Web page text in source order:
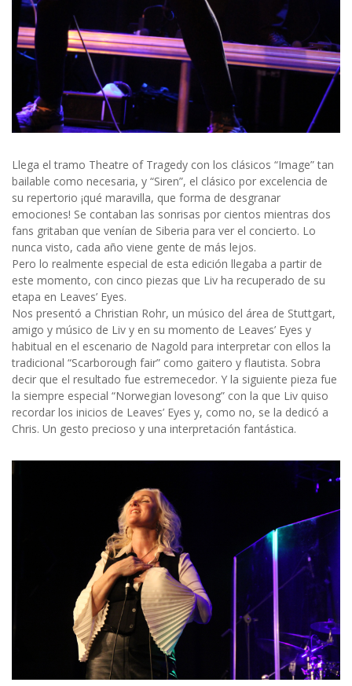
Llega el tramo Theatre of Tragedy con los clásicos “Image” tan
bailable como necesaria, y “Siren”, el clásico por excelencia de
su repertorio ¡qué maravilla, que forma de desgranar
emociones! Se contaban las sonrisas por cientos mientras dos
fans gritaban que venían de Siberia para ver el concierto. Lo
nunca visto, cada año viene gente de más lejos.
Pero lo realmente especial de esta edición llegaba a partir de
este momento, con cinco piezas que Liv ha recuperado de su
etapa en Leaves’ Eyes.
Nos presentó a Christian Rohr, un músico del área de Stuttgart,
amigo y músico de Liv y en su momento de Leaves’ Eyes y
habitual en el escenario de Nagold para interpretar con ellos la
tradicional “Scarborough fair” como gaitero y flautista. Sobra
decir que el resultado fue estremecedor. Y la siguiente pieza fue
la siempre especial “Norwegian lovesong” con la que Liv quiso
recordar los inicios de Leaves’ Eyes y, como no, se la dedicó a
Chris. Un gesto precioso y una interpretación fantástica.